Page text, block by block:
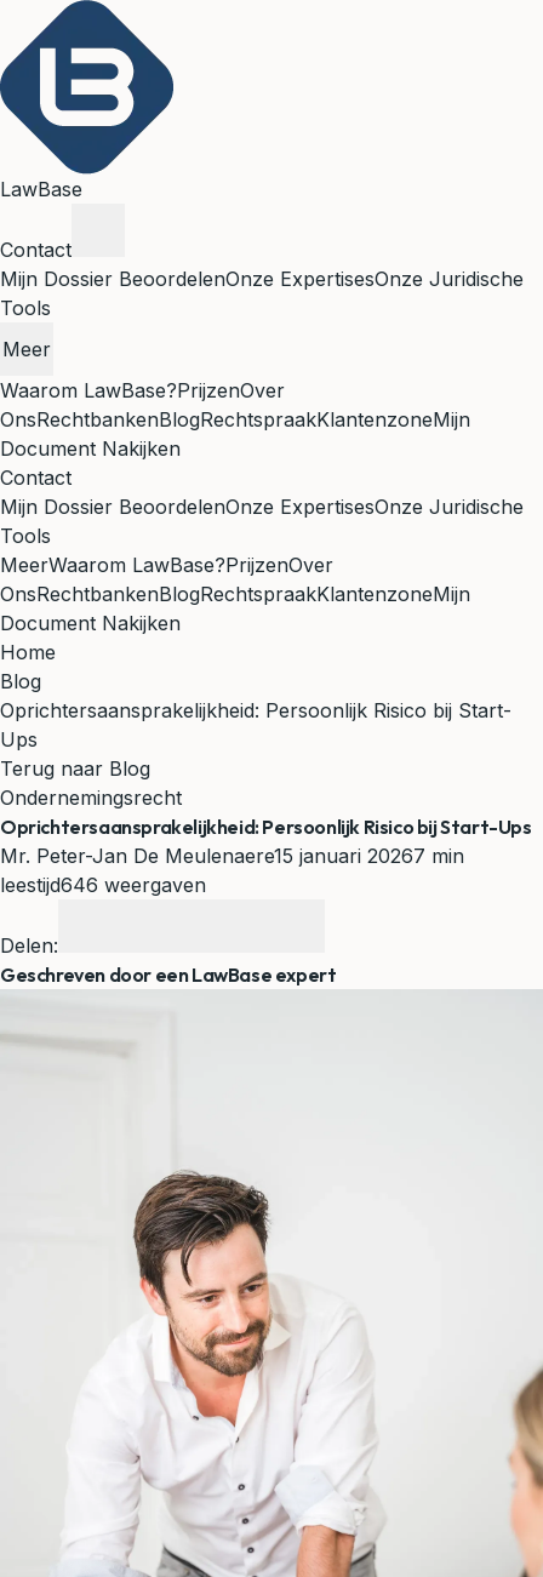
LawBase
Contact
Mijn Dossier BeoordelenOnze ExpertisesOnze Juridische
Tools
Meer
Waarom LawBase?PrijzenOver
OnsRechtbankenBlogRechtspraakKlantenzoneMijn
Document Nakijken
Contact
Mijn Dossier BeoordelenOnze ExpertisesOnze Juridische
Tools
MeerWaarom LawBase?PrijzenOver
OnsRechtbankenBlogRechtspraakKlantenzoneMijn
Document Nakijken
Home
Blog
Oprichtersaansprakelijkheid: Persoonlijk Risico bij Start-
Ups
Terug naar Blog
Ondernemingsrecht
Oprichtersaansprakelijkheid: Persoonlijk Risico bij Start-Ups
Mr. Peter-Jan De Meulenaere15 januari 20267 min
leestijd646 weergaven
Delen:
Geschreven door een LawBase expert